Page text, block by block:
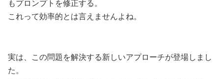
もプロンプトを修正する。
これって効率的とは言えませんよね。
実は、この問題を解決する新しいアプローチが登場しまし
た。